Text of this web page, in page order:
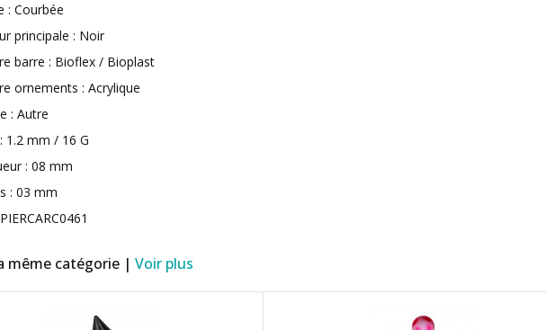
: Courbée
principale : Noir
barre : Bioflex / Bioplast
ornements : Acrylique
: Autre
1.2 mm / 16 G
: 08 mm
: 03 mm
même catégorie | Voir plus